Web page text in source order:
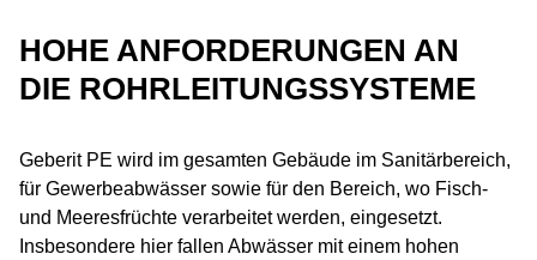
HOHE ANFORDERUNGEN AN
DIE ROHRLEITUNGSSYSTEME
Geberit PE wird im gesamten Gebäude im Sanitärbereich,
für Gewerbeabwässer sowie für den Bereich, wo Fisch-
und Meeresfrüchte verarbeitet werden, eingesetzt.
Insbesondere hier fallen Abwässer mit einem hohen